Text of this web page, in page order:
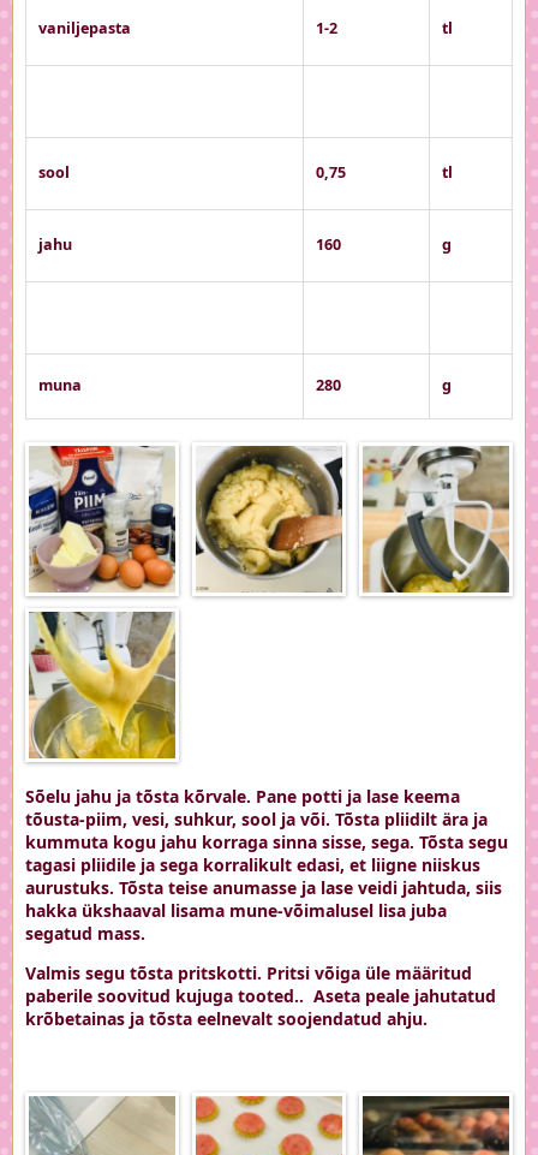
vaniljepasta 1-2 tl
sool 0,75 tl
jahu 160 g
muna 280 g
Sõelu jahu ja tõsta kõrvale. Pane potti ja lase keema
tõusta-piim, vesi, suhkur, sool ja või. Tõsta pliidilt ära ja
kummuta kogu jahu korraga sinna sisse, sega. Tõsta segu
tagasi pliidile ja sega korralikult edasi, et liigne niiskus
aurustuks. Tõsta teise anumasse ja lase veidi jahtuda, siis
hakka ükshaaval lisama mune-võimalusel lisa juba
segatud mass.
Valmis segu tõsta pritskotti. Pritsi võiga üle määritud
paberile soovitud kujuga tooted.. Aseta peale jahutatud
krõbetainas ja tõsta eelnevalt soojendatud ahju.